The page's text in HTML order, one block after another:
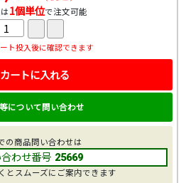
1個単位で注文可能
ト投入後に確認できます
カートに入れる
について問い合わせ
の商品問い合わせは
わせ番号 25669
とスムーズにご案内できます